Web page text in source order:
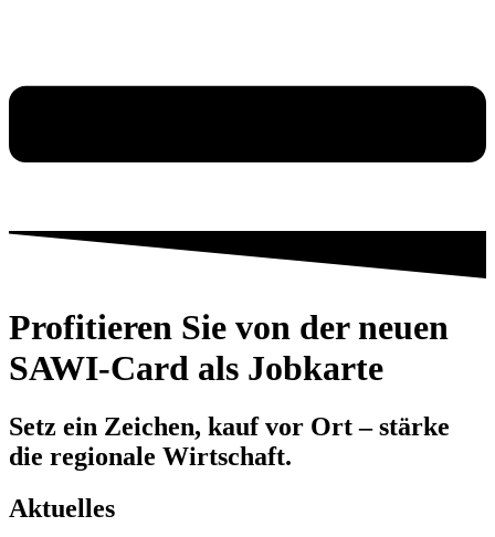
Profitieren Sie von der neuen
SAWI-Card als Jobkarte
Setz ein Zeichen, kauf vor Ort – stärke
die regionale Wirtschaft.
Aktuelles